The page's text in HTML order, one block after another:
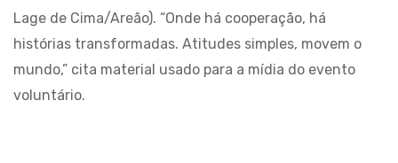
Lage de Cima/Areão). “Onde há cooperação, há
histórias transformadas. Atitudes simples, movem o
mundo,” cita material usado para a mídia do evento
voluntário.